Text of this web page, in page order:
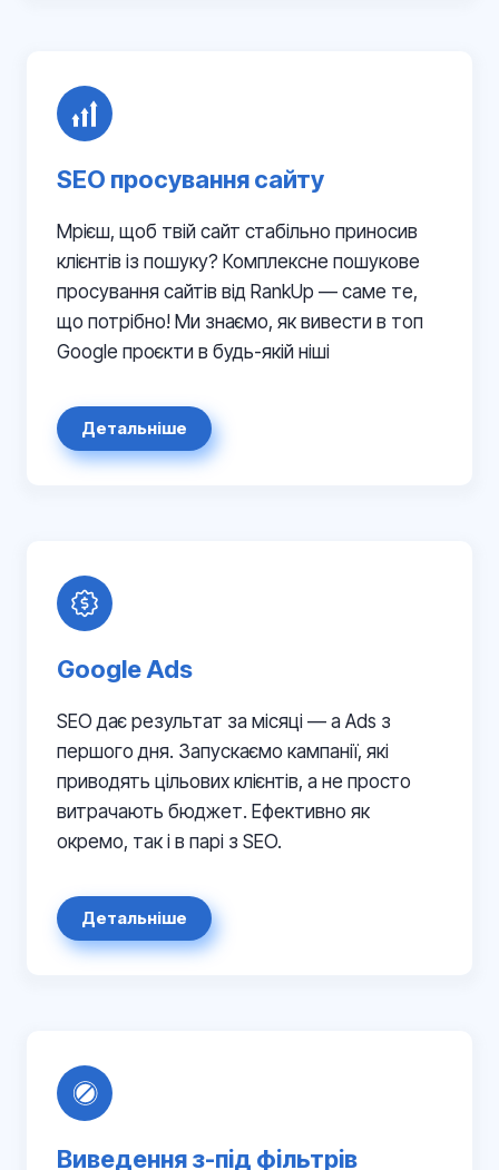
SEO просування сайту
Мрієш, щоб твій сайт стабільно приносив
клієнтів із пошуку? Комплексне пошукове
просування сайтів від RankUp — саме те,
що потрібно! Ми знаємо, як вивести в топ
Google проєкти в будь-якій ніші
Детальніше
Google Ads
SEO дає результат за місяці — а Ads з
першого дня. Запускаємо кампанії, які
приводять цільових клієнтів, а не просто
витрачають бюджет. Ефективно як
окремо, так і в парі з SEO.
Детальніше
Виведення з-під фільтрів